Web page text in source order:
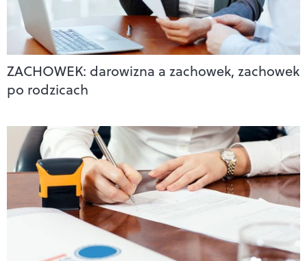
ZACHOWEK: darowizna a zachowek, zachowek
po rodzicach